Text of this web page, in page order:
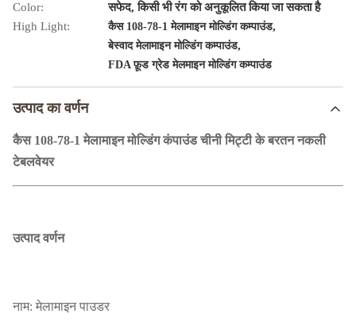
Color:
सफेद, किसी भी रंग को अनुकूलित किया जा सकता है
High Light:
कैस 108-78-1 मेलामाइन मोल्डिंग कम्पाउंड,
बेस्वाद मेलामाइन मोल्डिंग कम्पाउंड,
FDA फ़ूड ग्रेड मेलमाइन मोल्डिंग कम्पाउंड
उत्पाद का वर्णन
कैस 108-78-1 मेलामाइन मोल्डिंग कंपाउंड चीनी मिट्टी के बरतन नकली
टेबलवेयर
उत्पाद वर्णन
नाम: मेलामाइन पाउडर